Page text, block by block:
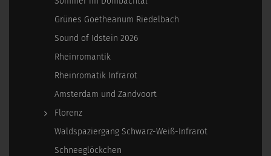
Grünes Goetheanum Riedelbach
Sound of Idstein 2026
Rheinromantik
Rheinromatik Infrarot
Amsterdam und Zandvoort
Florenz
Waldspaziergang Schwarz-Weiß-Infrarot
Schneeglöckchen